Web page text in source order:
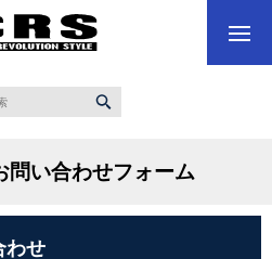
問い合わせフォーム
わせ